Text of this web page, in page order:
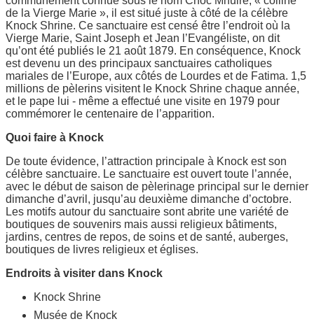
de la Vierge Marie », il est situé juste à côté de la célèbre
Knock Shrine. Ce sanctuaire est censé être l’endroit où la
Vierge Marie, Saint Joseph et Jean l’Evangéliste, on dit
qu’ont été publiés le 21 août 1879. En conséquence, Knock
est devenu un des principaux sanctuaires catholiques
mariales de l’Europe, aux côtés de Lourdes et de Fatima. 1,5
millions de pèlerins visitent le Knock Shrine chaque année,
et le pape lui - même a effectué une visite en 1979 pour
commémorer le centenaire de l’apparition.
Quoi faire à Knock
De toute évidence, l’attraction principale à Knock est son
célèbre sanctuaire. Le sanctuaire est ouvert toute l’année,
avec le début de saison de pèlerinage principal sur le dernier
dimanche d’avril, jusqu’au deuxième dimanche d’octobre.
Les motifs autour du sanctuaire sont abrite une variété de
boutiques de souvenirs mais aussi religieux bâtiments,
jardins, centres de repos, de soins et de santé, auberges,
boutiques de livres religieux et églises.
Endroits à visiter dans Knock
Knock Shrine
Musée de Knock